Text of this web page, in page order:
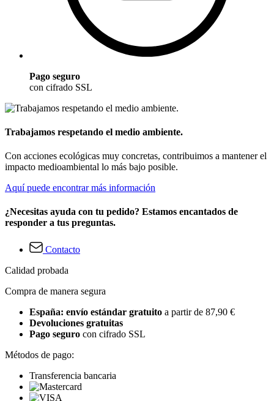
Pago seguro
con cifrado SSL
Trabajamos respetando el medio ambiente.
Con acciones ecológicas muy concretas, contribuimos a mantener el
impacto medioambiental lo más bajo posible.
Aquí puede encontrar más información
¿Necesitas ayuda con tu pedido? Estamos encantados de
responder a tus preguntas.
Contacto
Calidad probada
Compra de manera segura
España: envío estándar gratuito a partir de 87,90 €
Devoluciones gratuitas
Pago seguro con cifrado SSL
Métodos de pago:
Transferencia bancaria